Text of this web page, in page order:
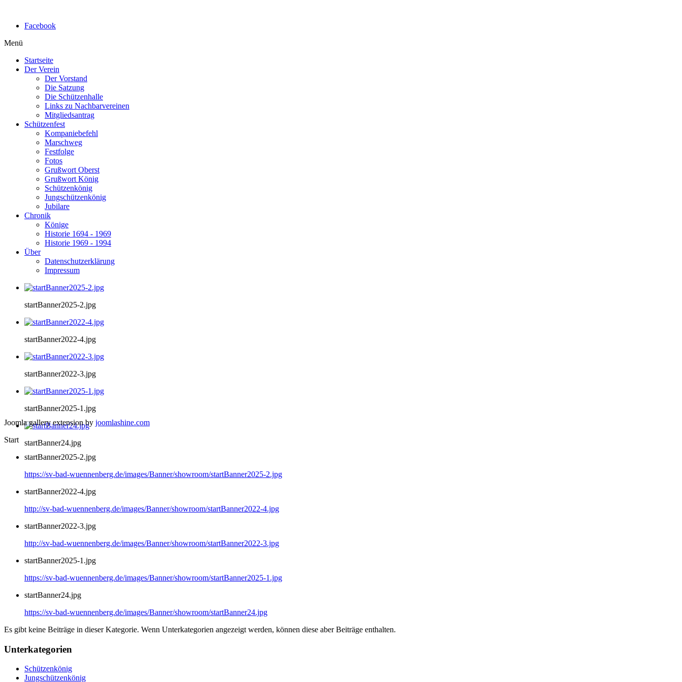
Facebook
Menü
Startseite
Der Verein
Der Vorstand
Die Satzung
Die Schützenhalle
Links zu Nachbarvereinen
Mitgliedsantrag
Schützenfest
Kompaniebefehl
Marschweg
Festfolge
Fotos
Grußwort Oberst
Grußwort König
Schützenkönig
Jungschützenkönig
Jubilare
Chronik
Könige
Historie 1694 - 1969
Historie 1969 - 1994
Über
Datenschutzerklärung
Impressum
startBanner2025-2.jpg
startBanner2022-4.jpg
startBanner2022-3.jpg
startBanner2025-1.jpg
startBanner24.jpg
Joomla gallery extension by joomlashine.com
Start
startBanner2025-2.jpg
https://sv-bad-wuennenberg.de/images/Banner/showroom/startBanner2025-2.jpg
startBanner2022-4.jpg
http://sv-bad-wuennenberg.de/images/Banner/showroom/startBanner2022-4.jpg
startBanner2022-3.jpg
http://sv-bad-wuennenberg.de/images/Banner/showroom/startBanner2022-3.jpg
startBanner2025-1.jpg
https://sv-bad-wuennenberg.de/images/Banner/showroom/startBanner2025-1.jpg
startBanner24.jpg
https://sv-bad-wuennenberg.de/images/Banner/showroom/startBanner24.jpg
Es gibt keine Beiträge in dieser Kategorie. Wenn Unterkategorien angezeigt werden, können diese aber Beiträge enthalten.
Unterkategorien
Schützenkönig
Jungschützenkönig